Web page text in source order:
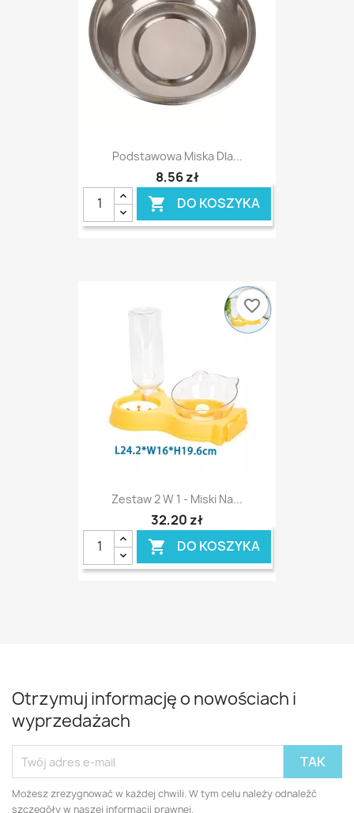
Podstawowa Miska Dla...
8,56 zł
 DO KOSZYKA
Zestaw 2 W 1 - Miski Na...
32,20 zł
 DO KOSZYKA
favorite_border
Otrzymuj informację o nowościach i
wyprzedażach
Możesz zrezygnować w każdej chwili. W tym celu należy odnaleźć
szczegóły w naszej informacji prawnej.